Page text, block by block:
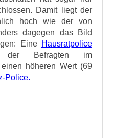
Damit liegt der
hoch wie der von
dagegen das Bild
Eine Hausratpolice
der Befragten im
höheren Wert (69
Police.